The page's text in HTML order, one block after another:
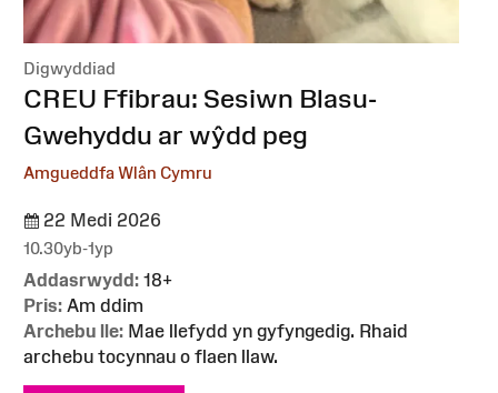
Digwyddiad
:CREU Ffibrau: Sesiwn Blasu-
Gwehyddu ar wŷdd peg
Amgueddfa Wlân Cymru
22 Medi 2026
10.30yb-1yp
Addasrwydd: 18+
Pris: Am ddim
Archebu lle: Mae llefydd yn gyfyngedig. Rhaid
archebu tocynnau o flaen llaw.